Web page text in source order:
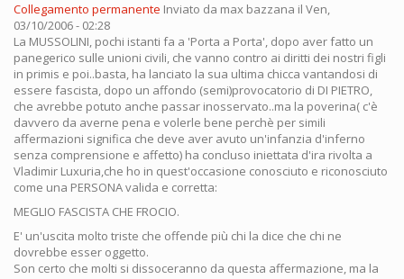
Collegamento permanente Inviato da max bazzana il Ven,
03/10/2006 - 02:28
La MUSSOLINI, pochi istanti fa a 'Porta a Porta', dopo aver fatto un
panegerico sulle unioni civili, che vanno contro ai diritti dei nostri figli
in primis e poi..basta, ha lanciato la sua ultima chicca vantandosi di
essere fascista, dopo un affondo (semi)provocatorio di DI PIETRO,
che avrebbe potuto anche passar inosservato..ma la poverina( c'è
davvero da averne pena e volerle bene perchè per simili
affermazioni significa che deve aver avuto un'infanzia d'inferno
senza comprensione e affetto) ha concluso iniettata d'ira rivolta a
Vladimir Luxuria,che ho in quest'occasione conosciuto e riconosciuto
come una PERSONA valida e corretta:
MEGLIO FASCISTA CHE FROCIO.
E' un'uscita molto triste che offende più chi la dice che chi ne
dovrebbe esser oggetto.
Son certo che molti si dissoceranno da questa affermazione, ma la